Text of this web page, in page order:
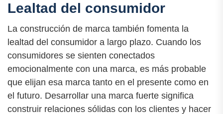
Lealtad del consumidor
La construcción de marca también fomenta la
lealtad del consumidor a largo plazo. Cuando los
consumidores se sienten conectados
emocionalmente con una marca, es más probable
que elijan esa marca tanto en el presente como en
el futuro. Desarrollar una marca fuerte significa
construir relaciones sólidas con los clientes y hacer